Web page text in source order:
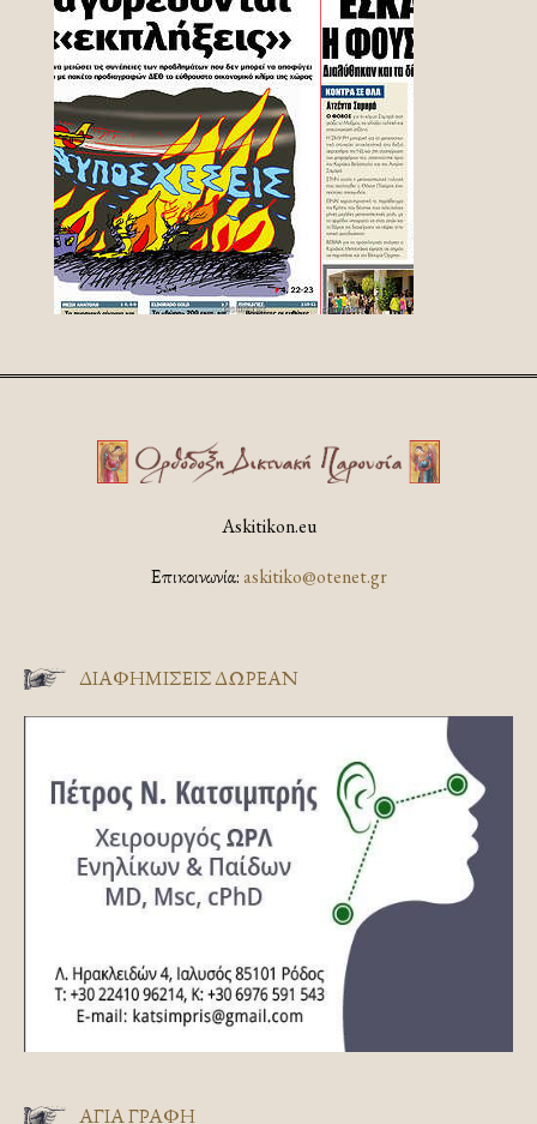
Askitikon.eu
Επικοινωνία:askitiko@otenet.gr
ΔΙΑΦΗΜΊΣΕΙΣ ΔΩΡΕΆΝ
ΑΓΊΑ ΓΡΑΦΉ